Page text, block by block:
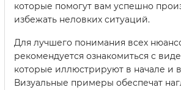
которые помогут вам успешно
избежать неловких ситуаций.
Для лучшего понимания всех
рекомендуется ознакомиться с
которые иллюстрируют в начале и
Визуальные примеры обеспечат